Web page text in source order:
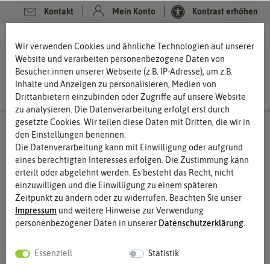
Kontakt Mein Konto Kontrast erhöhen
Rasen neu anlegenRSM Rasen RSM 6 –
Dachbegrünung RSM 6.1 Extensive
Dachbegrünung
Extensive Dachbegrünung – ein Dach als Biotop
Die Begrünung von Dächern rückt immer mehr in den
Mittelpunkt. Nicht nur weil grüne Dächer schön aussehen und
eine sehr gute Dämmwirkung haben, sondern auch weil sie ein
Schmetterlinge sind. Eine extensive Dachbegrünung benötigt
Filter
Wir verwenden Cookies und ähnliche Technologien auf unserer
Website und verarbeiten personenbezogene Daten von
Besucher:innen unserer Webseite (z.B. IP-Adresse), um z.B.
Inhalte und Anzeigen zu personalisieren, Medien von
Drittanbietern einzubinden oder Zugriffe auf unsere Website
zu analysieren. Die Datenverarbeitung erfolgt erst durch
gesetzte Cookies. Wir teilen diese Daten mit Dritten, die wir in
den Einstellungen benennen.
Die Datenverarbeitung kann mit Einwilligung oder aufgrund
eines berechtigten Interesses erfolgen. Die Zustimmung kann
erteilt oder abgelehnt werden. Es besteht das Recht, nicht
einzuwilligen und die Einwilligung zu einem späteren
Zeitpunkt zu ändern oder zu widerrufen. Beachten Sie unser
Impressum und weitere Hinweise zur Verwendung
personenbezogener Daten in unserer Daten­schutz­erklärung.
Essenziell Statistik